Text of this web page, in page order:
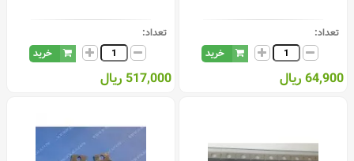
تعداد:
خرید
64,900 ریال
تعداد:
خرید
517,000 ریال